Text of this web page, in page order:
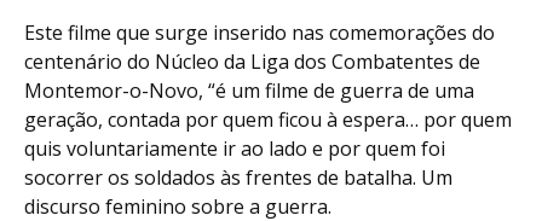
Este filme que surge inserido nas comemorações do
centenário do Núcleo da Liga dos Combatentes de
Montemor-o-Novo, “é um filme de guerra de uma
geração, contada por quem ficou à espera… por quem
quis voluntariamente ir ao lado e por quem foi
socorrer os soldados às frentes de batalha. Um
discurso feminino sobre a guerra.